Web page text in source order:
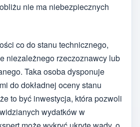
nie ma niebezpiecznych
co do stanu technicznego,
niezależnego rzeczoznawcy lub
Taka osoba dysponuje
do dokładnej oceny stanu
to być inwestycja, która pozwoli
wydatków w